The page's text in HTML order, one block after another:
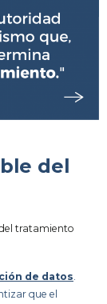
del
tratamiento
de datos
que el